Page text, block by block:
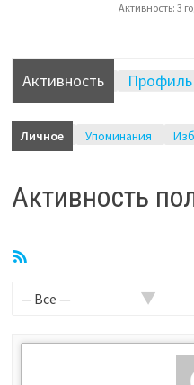
Активность: 3
Активность Профиль
Личное Упоминания
Активность
RSS